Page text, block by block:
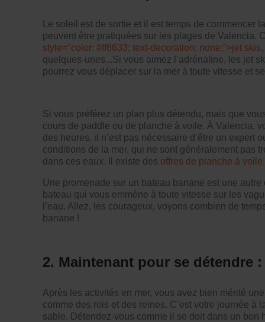
Le soleil est de sortie et il est temps de commencer
peuvent être pratiquées sur les plages de Valencia.
style="color: #ff6633; text-decoration: none;">jet skis
quelques-unes...Si vous aimez l’adrénaline, les jet
pourrez vous déplacer sur la mer à toute vitesse et
Si vous préférez un plan plus détendu, mais que
cours de paddle ou de planche à voile. À Valencia,
des heures, il n’est pas nécessaire d’être un expert
conditions de la mer, qui ne sont généralement pas
dans ces eaux. Il existe des offres de planche à voile
Une promenade sur un bateau banane est une autre
bateau qui vous emmène à toute vitesse sur les
l’eau. Allez, les courageux, voyons combien de
banane !
2. Maintenant pour se détendre
Après les activités en mer, vous avez bien mérité
comme des rois et des reines. C’est votre journée à
sable. Détendez-vous comme il se doit dans un bon